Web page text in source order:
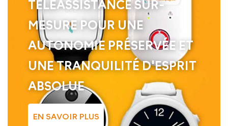
TÉLÉASSISTANCE SUR-
MESURE POUR UNE
AUTONOMIE PRÉSERVÉE ET
UNE TRANQUILITÉ D'ESPRIT
ABSOLUE
EN SAVOIR PLUS